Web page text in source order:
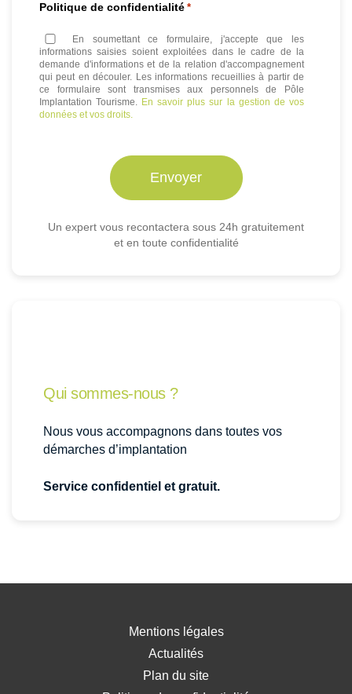
Politique de confidentialité *
En soumettant ce formulaire, j'accepte que les
informations saisies soient exploitées dans le cadre de la
demande d'informations et de la relation d'accompagnement
qui peut en découler. Les informations recueillies à partir de
ce formulaire sont transmises aux personnels de Pôle
Implantation Tourisme. En savoir plus sur la gestion de vos
données et vos droits.
Un expert vous recontactera sous 24h gratuitement
et en toute confidentialité
Qui sommes-nous ?
Nous vous accompagnons dans toutes vos
démarches d’implantation
Service confidentiel et gratuit.
Mentions légales
Actualités
Plan du site